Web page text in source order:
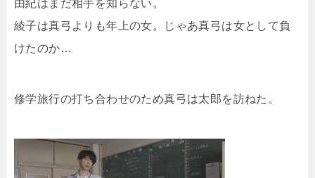
由紀はまだ相手を知らない。
綾子は真弓よりも年上の女。じゃあ真弓は女として負
けたのか…
修学旅行の打ち合わせのため真弓は太郎を訪ねた。